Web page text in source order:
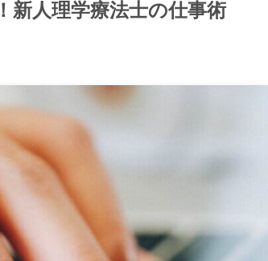
新人理学療法士の仕事術